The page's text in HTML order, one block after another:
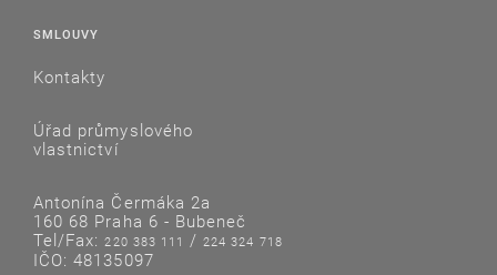
SMLOUVY
Kontakty
Úřad průmyslového
vlastnictví
Antonína Čermáka 2a
160 68 Praha 6 - Bubeneč
Tel/Fax:220 383 111 /224 324 718
IČO: 48135097